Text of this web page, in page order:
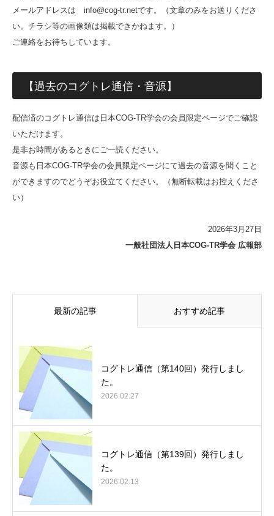
メールアドレスは info@cog-tr.netです。（文章のみをお送りくださ
い。チラシ等の画像類は掲載できかねます。）
ご連絡をお待ちしています。
【過去のコグトレ通信・音源】
配信済のコグトレ通信は日本COG-TR学会の会員限定ページでご確認
いただけます。
是非お時間があるときにご一読ください。
音源も日本COG-TR学会の会員限定ページにて過去の音源を聞くこと
ができますのでどうぞお役立てください。（無断転載はお控えくださ
い）
2026年3月27日
一般社団法人日本COG-TR学会 広報部
最新の記事 おすすめ記事
コグトレ通信（第140回）発行しまし
た。
2026.02.27
コグトレ通信（第139回）発行しまし
た。
2026.02.13